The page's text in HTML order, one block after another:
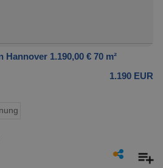
1.190,00 € 70 m²
1.190 EUR